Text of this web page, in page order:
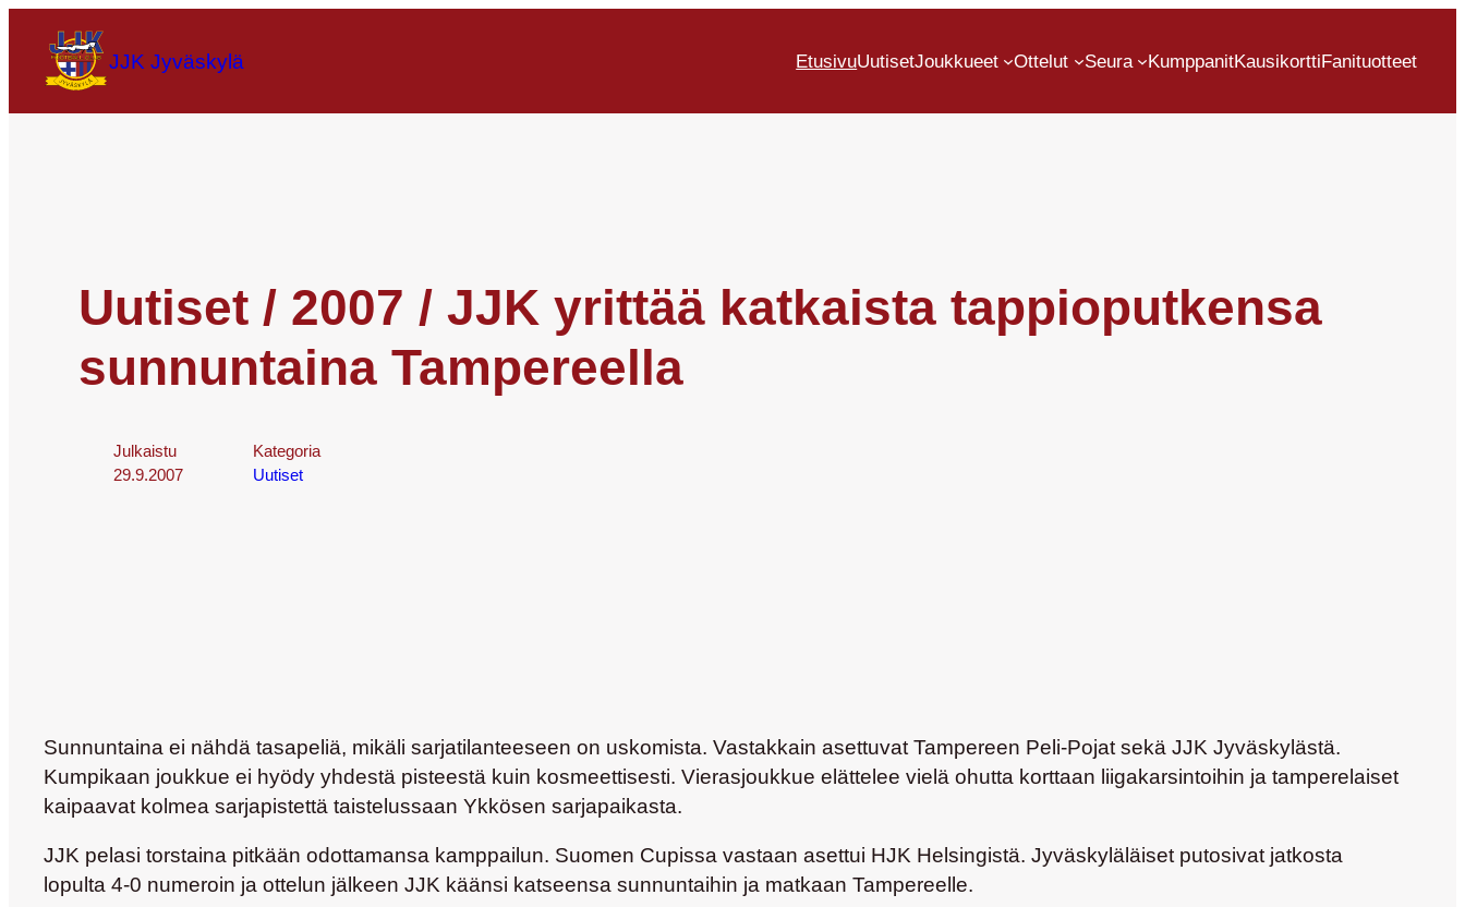
JJK Jyväskylä EtusivuUutisetJoukkueet Ottelut Seura KumppanitKausikorttiFanituotteet
Uutiset / 2007 / JJK yrittää katkaista tappioputkensa
sunnuntaina Tampereella
Julkaistu
29.9.2007
Kategoria
Uutiset
Sunnuntaina ei nähdä tasapeliä, mikäli sarjatilanteeseen on uskomista. Vastakkain asettuvat Tampereen Peli-Pojat sekä JJK Jyväskylästä.
Kumpikaan joukkue ei hyödy yhdestä pisteestä kuin kosmeettisesti. Vierasjoukkue elättelee vielä ohutta korttaan liigakarsintoihin ja tamperelaiset
kaipaavat kolmea sarjapistettä taistelussaan Ykkösen sarjapaikasta.
JJK pelasi torstaina pitkään odottamansa kamppailun. Suomen Cupissa vastaan asettui HJK Helsingistä. Jyväskyläläiset putosivat jatkosta
lopulta 4-0 numeroin ja ottelun jälkeen JJK käänsi katseensa sunnuntaihin ja matkaan Tampereelle.